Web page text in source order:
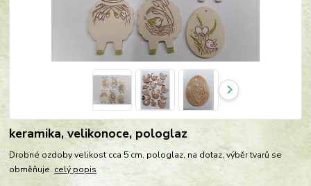
keramika, velikonoce, pologlaz
Drobné ozdoby velikost cca 5 cm, pologlaz, na dotaz, výběr tvarů se
obměňuje. celý popis